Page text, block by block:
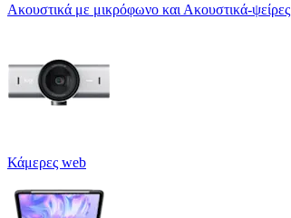
Ακουστικά με μικρόφωνο και Ακουστικά-ψείρες
Κάμερες web